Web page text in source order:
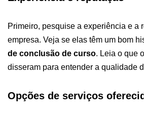
Primeiro, pesquise a experiência e a
empresa. Veja se elas têm um bom
de conclusão de curso. Leia o que
disseram para entender a qualidade
Opções de serviços